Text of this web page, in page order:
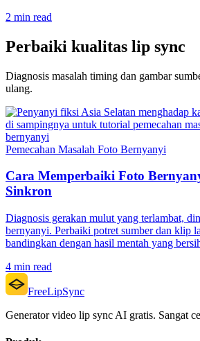
2 min read
Perbaiki kualitas lip sync
Diagnosis masalah timing dan gambar
ulang.
Pemecahan Masalah Foto Bernyanyi
Cara Memperbaiki Foto
Sinkron
Diagnosis gerakan mulut yang terlambat,
bernyanyi. Perbaiki potret sumber dan klip
bandingkan dengan hasil mentah yang
4 min read
FreeLipSync
Generator video lip sync AI gratis. Sangat